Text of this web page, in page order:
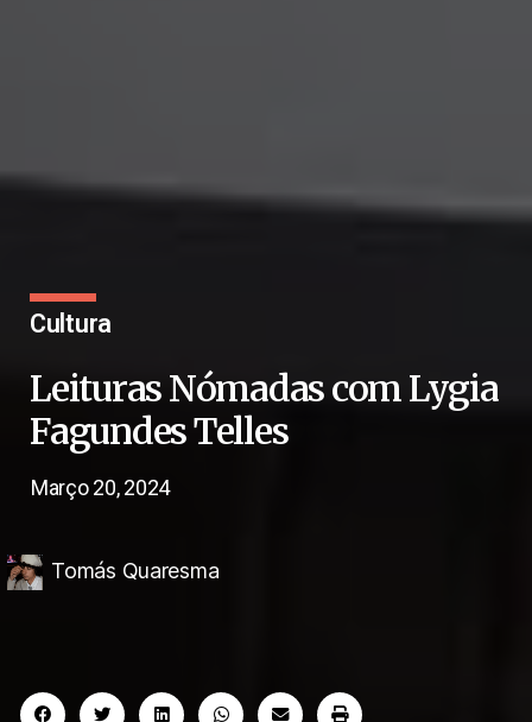
Cultura
Leituras Nómadas com Lygia
Fagundes Telles
Março 20, 2024
Tomás Quaresma